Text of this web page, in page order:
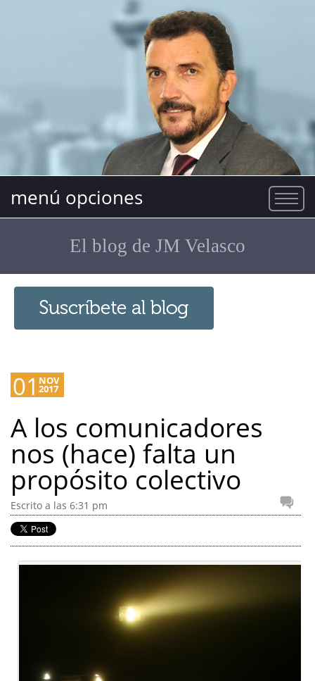
menú opciones
El blog de JM Velasco
01NOV
2017
A los comunicadores
nos (hace) falta un
propósito colectivo
Escrito a las 6:31 pm